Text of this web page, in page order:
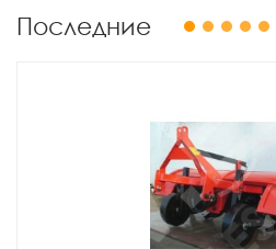
Последние 1 2 3 4 5